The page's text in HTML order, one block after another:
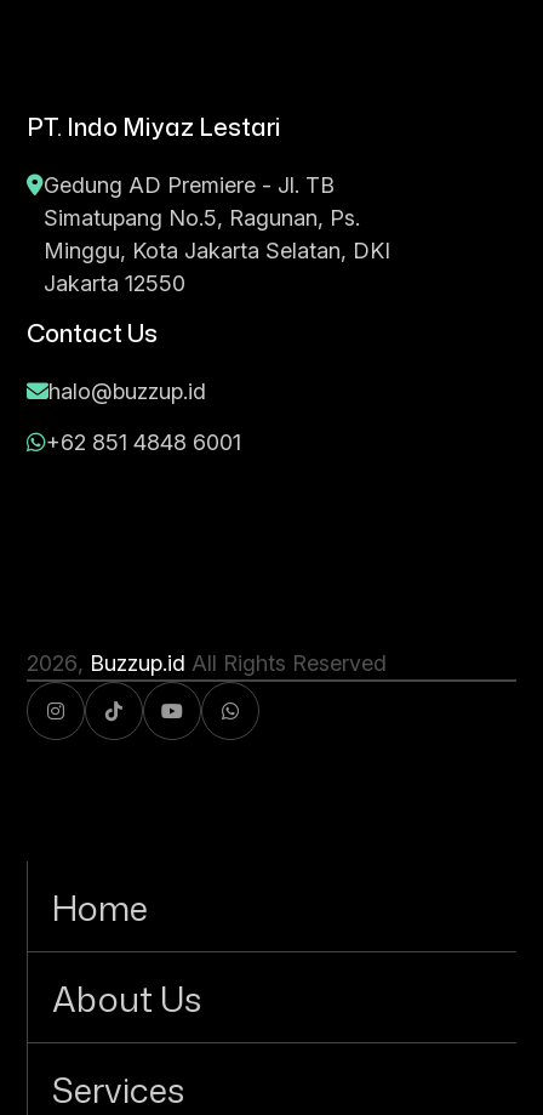
PT. Indo Miyaz Lestari
Gedung AD Premiere - Jl. TB
Simatupang No.5, Ragunan, Ps.
Minggu, Kota Jakarta Selatan, DKI
Jakarta 12550
Contact Us
halo@buzzup.id
+62 851 4848 6001
2026, Buzzup.id All Rights Reserved